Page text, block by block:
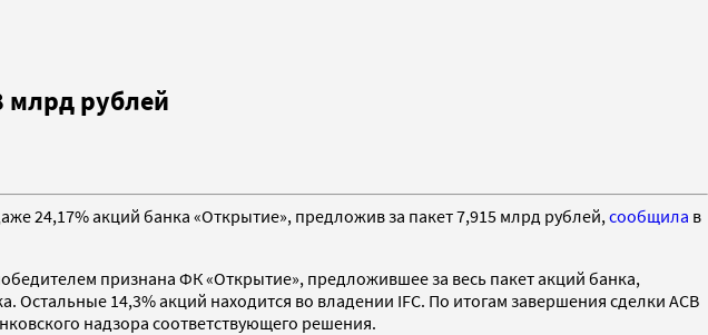
млрд рублей
24,17% акций банка «Открытие», предложив за пакет 7,915 млрд рублей, сообщила в
признана ФК «Открытие», предложившее за весь пакет акций банка,
14,3% акций находится во владении IFC. По итогам завершения сделки АСВ
надзора соответствующего решения.